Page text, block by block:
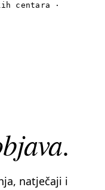
centara ·
.
natječaji i